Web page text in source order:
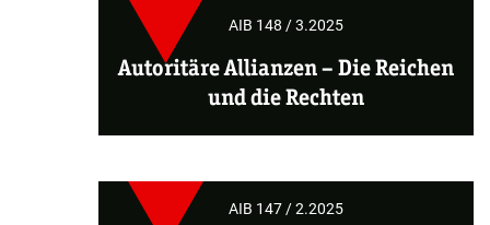
AIB 148 / 3.2025
Autoritäre Allianzen – Die Reichen
und die Rechten
AIB 147 / 2.2025